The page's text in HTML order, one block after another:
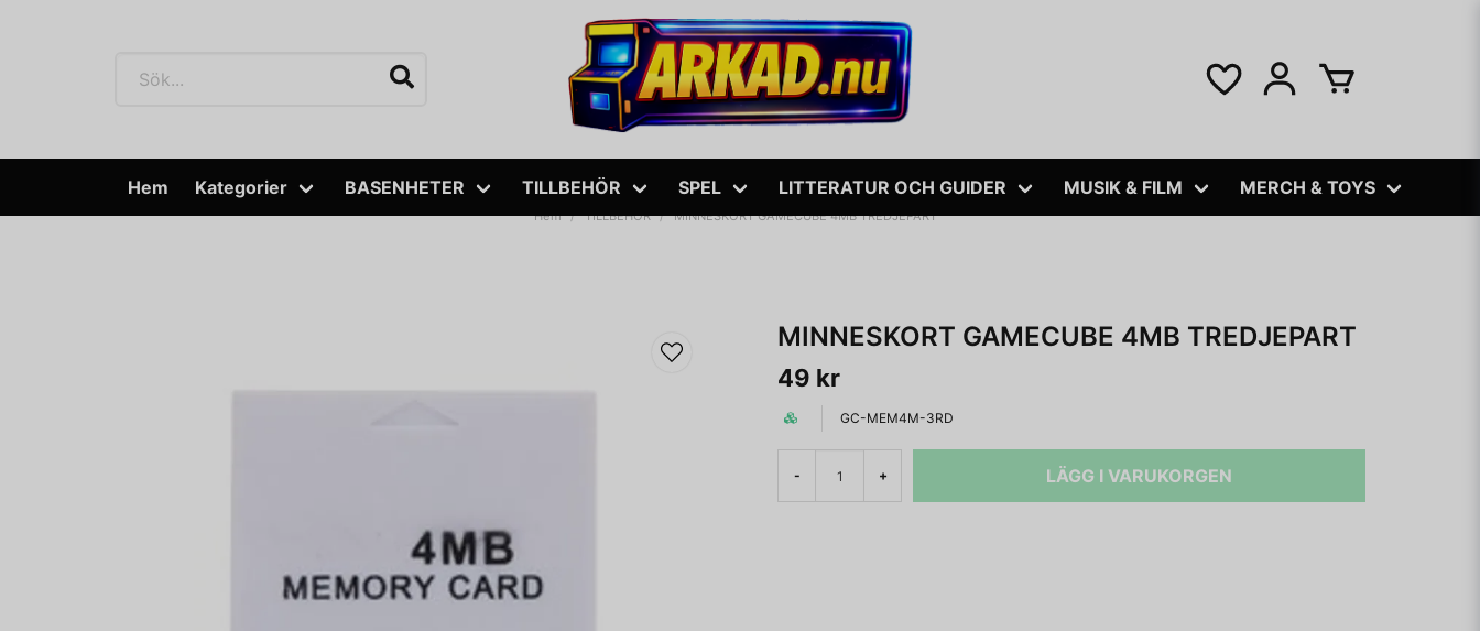
Hem Kategorier BASENHETER TILLBEHÖR SPEL LITTERATUR OCH GUIDER MUSIK & FILM MERCH & TOYS
Hem TILLBEHÖR MINNESKORT GAMECUBE 4MB TREDJEPART
MINNESKORT GAMECUBE 4MB TREDJEPART
49 kr
GC-MEM4M-3RD
- + LÄGG I VARUKORGEN